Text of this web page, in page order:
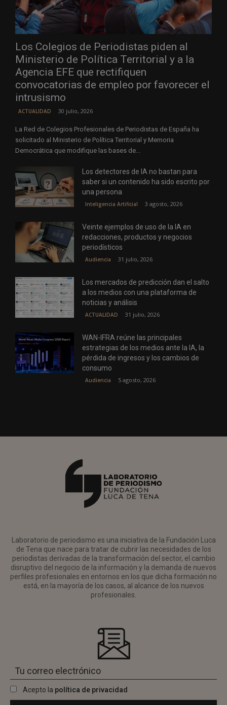
Los Colegios de Periodistas piden al
Ministerio de Política Territorial y a la
Agencia EFE que rectifiquen
convocatorias de empleo por favorecer el
intrusismo
ACTUALIDAD 30 julio, 2026
La Red de Colegios Profesionales de Periodistas de España ha
solicitado al Ministerio de Política Territorial y Memoria
Democrática que modifique las bases de...
Los detectores de IA no bastan para
saber si un contenido ha sido escrito por
una persona
Inteligencia Artificial 3 agosto, 2026
Veinte ejemplos de uso de la IA en
redacciones, productos y negocios
periodísticos
Audiencia 31 julio, 2026
Los mercados de predicción dan el salto
a los medios con una plataforma de
noticias y análisis
ACTUALIDAD 31 julio, 2026
WAN-IFRA reúne las principales
estrategias de los medios ante la IA, la
pérdida de ingresos y los cambios de
consumo
Audiencia 5 agosto, 2026
Laboratorio de periodismo es una iniciativa de la Fundación Luca
de Tena que nace para tratar de cubrir las necesidades de los
periodistas derivadas de la transformación del sector, el cambio
disruptivo del negocio de la información y la demanda de nuevos
perfiles profesionales en entornos en los que dicha formación no
está, en la mayoría de los casos, al alcance de los nuevos
profesionales.
Acepto la política de privacidad